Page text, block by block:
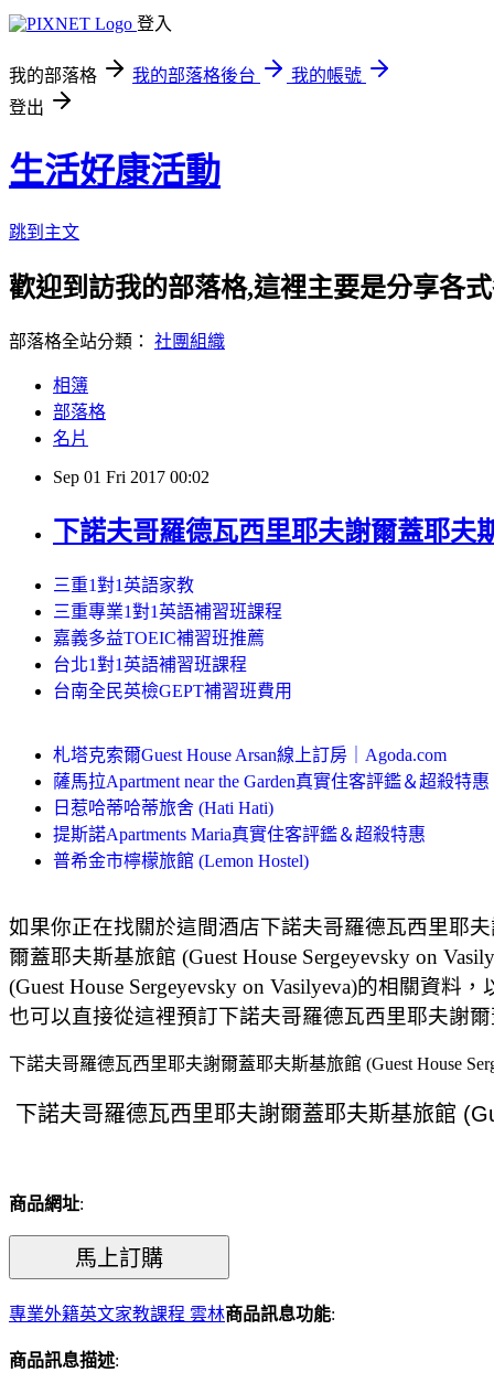
登入
我的部落格 我的部落格後台
我的帳號
登出
生活好康活動
跳到主文
歡迎到訪我的部落格,這裡主要是分享各
部落格全站分類： 社團組織
相簿
部落格
名片
Sep 01 Fri 2017 00:02
下諾夫哥羅德瓦西里耶夫謝爾蓋耶夫
三重1對1英語家教
三重專業1對1英語補習班課程
嘉義多益TOEIC補習班推薦
台北1對1英語補習班課程
台南全民英檢GEPT補習班費用
札塔克索爾Guest House Arsan線上訂房｜Agoda.com
薩馬拉Apartment near the Garden真實住客評鑑＆超殺特惠
日惹哈蒂哈蒂旅舍 (Hati Hati)
提斯諾Apartments Maria真實住客評鑑＆超殺特惠
普希金市檸檬旅館 (Lemon Hostel)
如果你正在找關於這間酒店下諾夫哥羅德瓦西里耶夫
爾蓋耶夫斯基旅館 (Guest House Sergeyevsky on
(Guest House Sergeyevsky on Vasilyeva)的相關資料
也可以直接從這裡預訂下諾夫哥羅德瓦西里耶夫謝爾
下諾夫哥羅德瓦西里耶夫謝爾蓋耶夫斯基旅館 (Guest House
商品網址:
專業外籍英文家教課程 雲林商品訊息功能:
商品訊息描述: